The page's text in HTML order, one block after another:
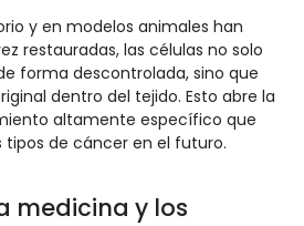
y en modelos animales han
restauradas, las células no solo
forma descontrolada, sino que
dentro del tejido. Esto abre la
altamente específico que
de cáncer en el futuro.
medicina y los